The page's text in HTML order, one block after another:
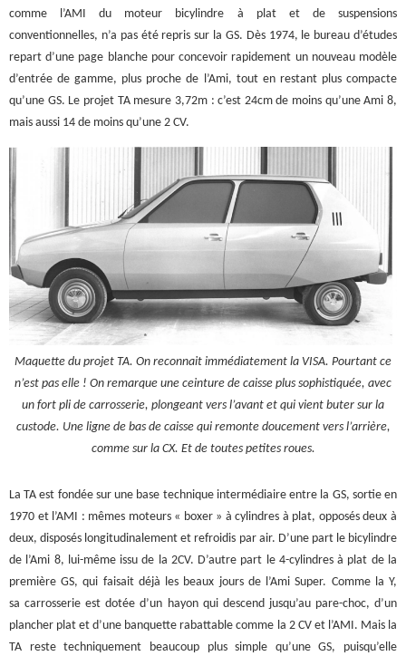
comme l’AMI du moteur bicylindre à plat et de suspensions
conventionnelles, n’a pas été repris sur la GS. Dès 1974, le bureau d’études
repart d’une page blanche pour concevoir rapidement un nouveau modèle
d’entrée de gamme, plus proche de l’Ami, tout en restant plus compacte
qu’une GS. Le projet TA mesure 3,72m : c’est 24cm de moins qu’une Ami 8,
mais aussi 14 de moins qu’une 2 CV.
Maquette du projet TA. On reconnait immédiatement la VISA. Pourtant ce
n’est pas elle ! On remarque une ceinture de caisse plus sophistiquée, avec
un fort pli de carrosserie, plongeant vers l’avant et qui vient buter sur la
custode. Une ligne de bas de caisse qui remonte doucement vers l’arrière,
comme sur la CX. Et de toutes petites roues.
La TA est fondée sur une base technique intermédiaire entre la GS, sortie en
1970 et l’AMI : mêmes moteurs « boxer » à cylindres à plat, opposés deux à
deux, disposés longitudinalement et refroidis par air. D’une part le bicylindre
de l’Ami 8, lui-même issu de la 2CV. D’autre part le 4-cylindres à plat de la
première GS, qui faisait déjà les beaux jours de l’Ami Super. Comme la Y,
sa carrosserie est dotée d’un hayon qui descend jusqu’au pare-choc, d’un
plancher plat et d’une banquette rabattable comme la 2 CV et l’AMI. Mais la
TA reste techniquement beaucoup plus simple qu’une GS, puisqu’elle